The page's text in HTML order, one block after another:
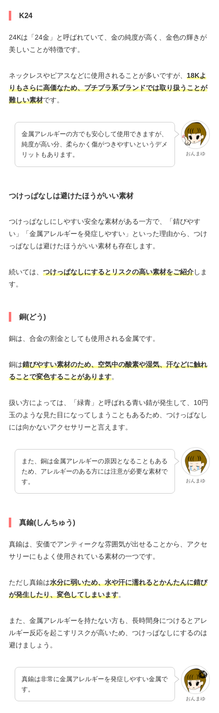
K24
24Kは「24金」と呼ばれていて、金の純度が高く、金色の輝きが
美しいことが特徴です。
ネックレスやピアスなどに使用されることが多いですが、 18Kよ
りもさらに高価なため、プチプラ系ブランドでは取り扱うことが
難しい素材です。
おんまゆ
金属アレルギーの方でも安心して使用できますが、
純度が高い分、柔らかく傷がつきやすいというデメ
リットもあります。
つけっぱなしは避けたほうがいい素材
つけっぱなしにしやすい安全な素材がある一方で、「錆びやす
い」「金属アレルギーを発症しやすい」といった理由から、つけ
っぱなしは避けたほうがいい素材も存在します。
続いては、 つけっぱなしにするとリスクの高い素材をご紹介しま
す。
銅(どう)
銅は、合金の割金としても使用される金属です。
銅は錆びやすい素材のため、空気中の酸素や湿気、汗などに触れ
ることで変色することがあります。
扱い方によっては、「緑青」と呼ばれる青い錆が発生して、10円
玉のような見た目になってしまうこともあるため、つけっぱなし
には向かないアクセサリーと言えます。
おんまゆ
また、銅は金属アレルギーの原因となることもある
ため、アレルギーのある方には注意が必要な素材で
す。
真鍮(しんちゅう)
真鍮は、安価でアンティークな雰囲気が出せることから、アクセ
サリーにもよく使用されている素材の一つです。
ただし真鍮は水分に弱いため、水や汗に濡れるとかんたんに錆び
が発生したり、変色してしまいます。
また、金属アレルギーを持たない方も、長時間身につけるとアレ
ルギー反応を起こすリスクが高いため、つけっぱなしにするのは
避けましょう。
おんまゆ
真鍮は非常に金属アレルギーを発症しやすい金属で
す。